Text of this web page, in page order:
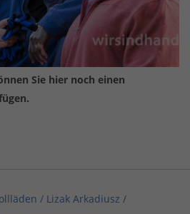
Sie hier noch einen
/ Lizak Arkadiusz /